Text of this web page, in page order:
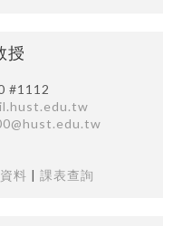
授
#1112
料 | 課表查詢